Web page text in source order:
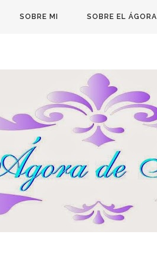
SOBRE MI SOBRE EL ÁGORA